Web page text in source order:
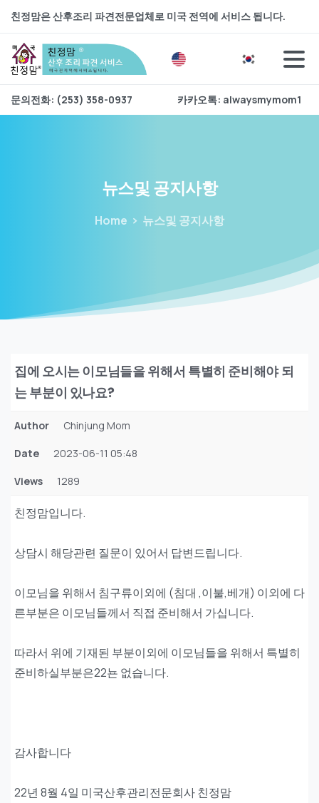
친정맘은 산후조리 파견전문업체로 미국 전역에 서비스 됩니다.
문의전화: (253) 358-0937 카카오톡: alwaysmymom1
뉴스및 공지사항
Home 뉴스및 공지사항
집에 오시는 이모님들을 위해서 특별히 준비해야 되
는 부분이 있나요?
Author Chinjung Mom
Date 2023-06-11 05:48
Views 1289
친정맘입니다.
상담시 해당관련 질문이 있어서 답변드립니다.
이모님을 위해서 침구류이외에 (침대 ,이불,베개) 이외에 다
른부분은 이모님들께서 직접 준비해서 가십니다.
따라서 위에 기재된 부분이외에 이모님들을 위해서 특별히
준비하실부분은22뇬 없습니다.
감사합니다
22년 8월 4일 미국산후관리전문회사 친정맘